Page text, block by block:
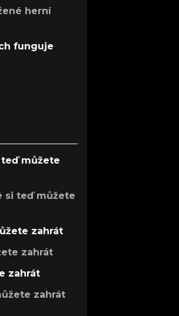
herní
funguje
můžete
si teď můžete
zahrát
zahrát
zahrát
zahrát